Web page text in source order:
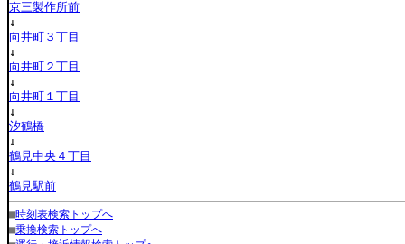
京三製作所前
↓
向井町３丁目
↓
向井町２丁目
↓
向井町１丁目
↓
汐鶴橋
↓
鶴見中央４丁目
↓
鶴見駅前
■時刻表検索トップへ
■乗換検索トップへ